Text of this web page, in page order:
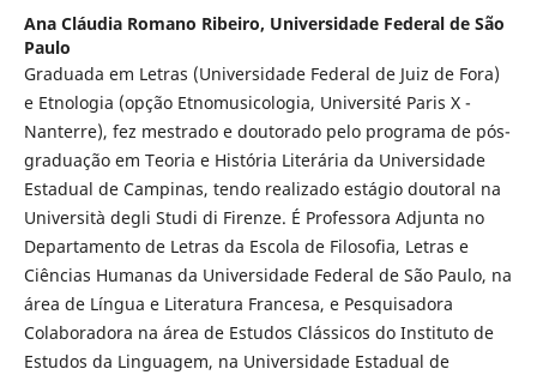
Ana Cláudia Romano Ribeiro, Universidade Federal de São
Paulo
Graduada em Letras (Universidade Federal de Juiz de Fora)
e Etnologia (opção Etnomusicologia, Université Paris X -
Nanterre), fez mestrado e doutorado pelo programa de pós-
graduação em Teoria e História Literária da Universidade
Estadual de Campinas, tendo realizado estágio doutoral na
Università degli Studi di Firenze. É Professora Adjunta no
Departamento de Letras da Escola de Filosofia, Letras e
Ciências Humanas da Universidade Federal de São Paulo, na
área de Língua e Literatura Francesa, e Pesquisadora
Colaboradora na área de Estudos Clássicos do Instituto de
Estudos da Linguagem, na Universidade Estadual de